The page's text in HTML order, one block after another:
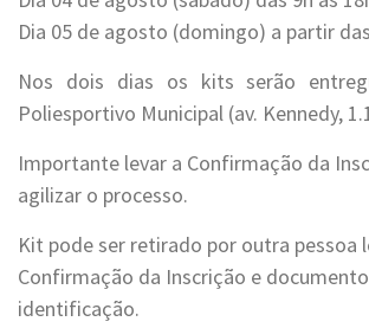
Dia 05 de agosto (domingo) a partir
Nos dois dias os kits serão
Poliesportivo Municipal (av. Kennedy,
Importante levar a Confirmação da
agilizar o processo.
Kit pode ser retirado por outra pessoa
Confirmação da Inscrição e
identificação.